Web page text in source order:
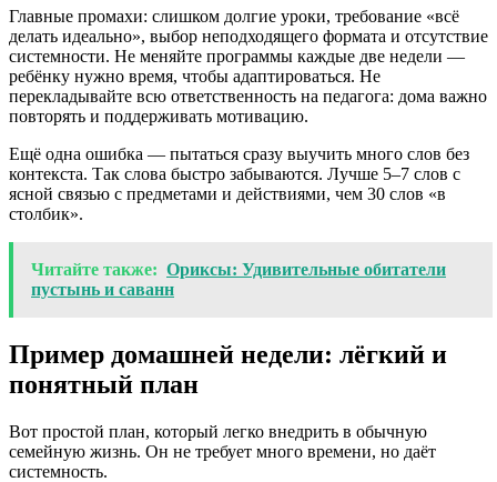
Главные промахи: слишком долгие уроки, требование «всё
делать идеально», выбор неподходящего формата и отсутствие
системности. Не меняйте программы каждые две недели —
ребёнку нужно время, чтобы адаптироваться. Не
перекладывайте всю ответственность на педагога: дома важно
повторять и поддерживать мотивацию.
Ещё одна ошибка — пытаться сразу выучить много слов без
контекста. Так слова быстро забываются. Лучше 5–7 слов с
ясной связью с предметами и действиями, чем 30 слов «в
столбик».
Читайте также: Ориксы: Удивительные обитатели
пустынь и саванн
Пример домашней недели: лёгкий и
понятный план
Вот простой план, который легко внедрить в обычную
семейную жизнь. Он не требует много времени, но даёт
системность.